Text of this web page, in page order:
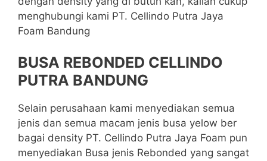
menghubungi kami PT. Cellindo Putra Jaya
Foam Bandung
BUSA REBONDED CELLINDO
PUTRA BANDUNG
Selain perusahaan kami menyediakan semua
jenis dan semua macam jenis busa yelow ber
bagai density PT. Cellindo Putra Jaya Foam pun
menyediakan Busa jenis Rebonded yang sangat